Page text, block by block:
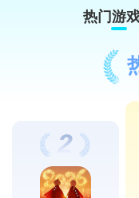
热门游